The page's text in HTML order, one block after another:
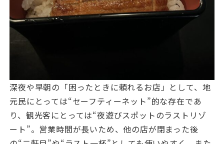
深夜や早朝の「困ったときに頼れるお店」として、地
元民にとっては“セーフティーネット”的な存在であ
り、観光客にとっては“夜遊びスポットのラストリゾ
ート”。営業時間が長いため、他の店が閉まった後